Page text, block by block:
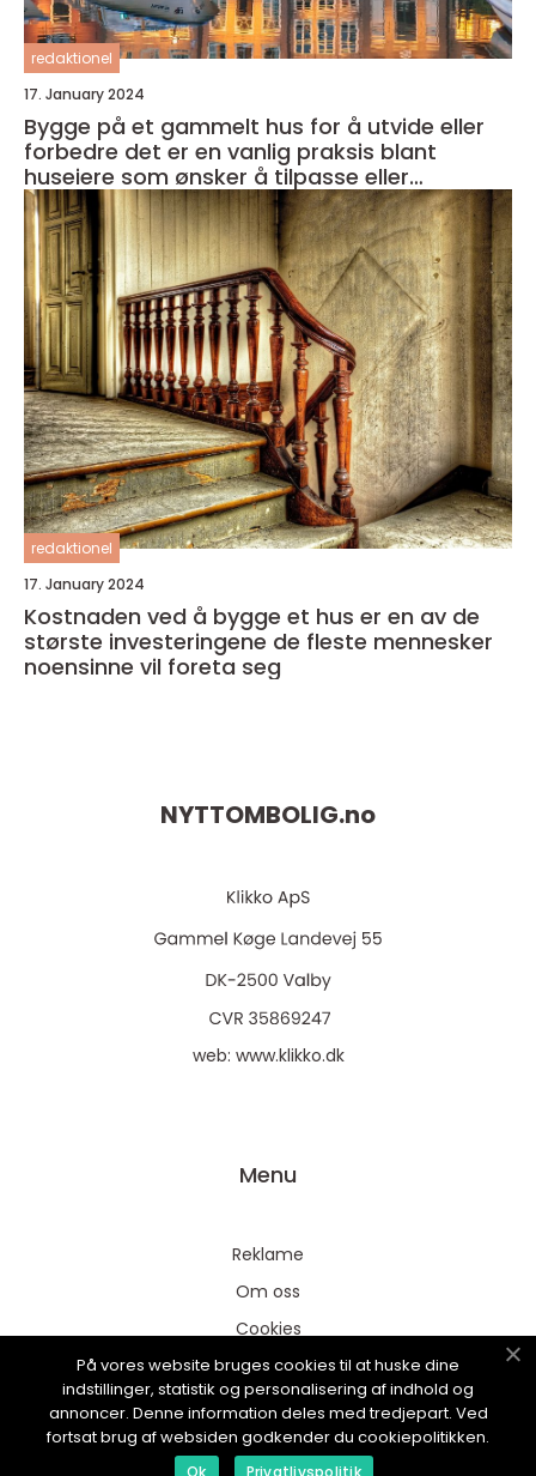
redaktionel
17. January 2024
Bygge på et gammelt hus for å utvide eller
forbedre det er en vanlig praksis blant
huseiere som ønsker å tilpasse eller
modernisere sitt eget hjem
redaktionel
17. January 2024
Kostnaden ved å bygge et hus er en av de
største investeringene de fleste mennesker
noensinne vil foreta seg
NYTTOMBOLIG.no
web: www.klikko.dk
Menu
Reklame
Om oss
Cookies
Kontakt Oss
Sitemap
På vores website bruges cookies til at huske dine
indstillinger, statistik og personalisering af indhold og
annoncer. Denne information deles med tredjepart. Ved
fortsat brug af websiden godkender du cookiepolitikken.
Ok Privatlivspolitik